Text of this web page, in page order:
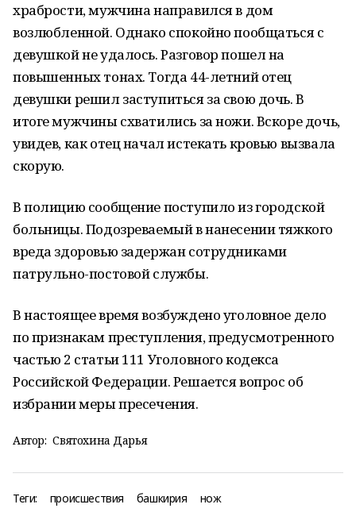
храбрости, мужчина направился в дом
возлюбленной. Однако спокойно пообщаться с
девушкой не удалось. Разговор пошел на
повышенных тонах. Тогда 44-летний отец
девушки решил заступиться за свою дочь. В
итоге мужчины схватились за ножи. Вскоре дочь,
увидев, как отец начал истекать кровью вызвала
скорую.
В полицию сообщение поступило из городской
больницы. Подозреваемый в нанесении тяжкого
вреда здоровью задержан сотрудниками
патрульно-постовой службы.
В настоящее время возбуждено уголовное дело
по признакам преступления, предусмотренного
частью 2 статьи 111 Уголовного кодекса
Российской Федерации. Решается вопрос об
избрании меры пресечения.
Автор: Святохина Дарья
Теги: происшествия башкирия нож